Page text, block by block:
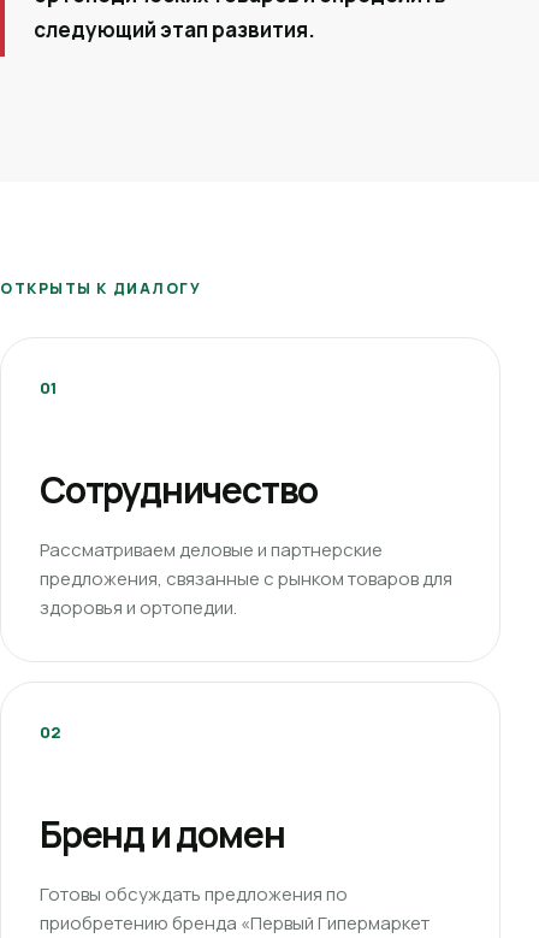
следующий этап развития.
ОТКРЫТЫ К ДИАЛОГУ
01
Сотрудничество
Рассматриваем деловые и партнерские
предложения, связанные с рынком товаров для
здоровья и ортопедии.
02
Бренд и домен
Готовы обсуждать предложения по
приобретению бренда «Первый Гипермаркет